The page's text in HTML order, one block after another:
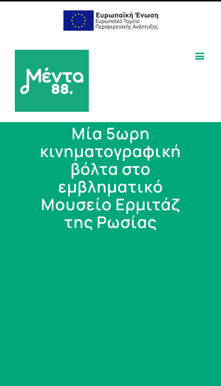
Μία 5ωρη
κινηματογραφική
βόλτα στο
εμβληματικό
Μουσείο Ερμιτάζ
της Ρωσίας